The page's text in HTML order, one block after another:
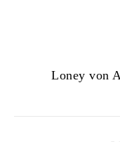
Loney von